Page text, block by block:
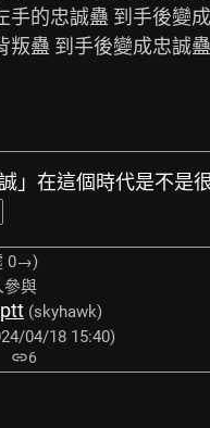
手的忠誠蠱 到手後變
叛蠱 到手後變成忠誠
」在這個時代是不是
0→)
參與
(skyhawk)
04/18 15:40)
link6